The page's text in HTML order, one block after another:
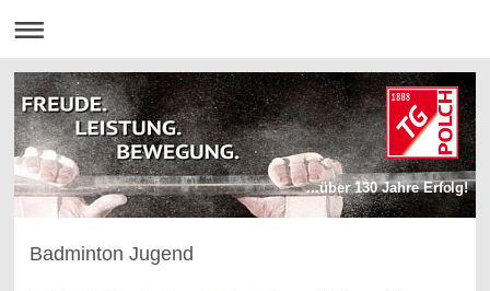
...über 130 Jahre Erfolg!
Badminton Jugend